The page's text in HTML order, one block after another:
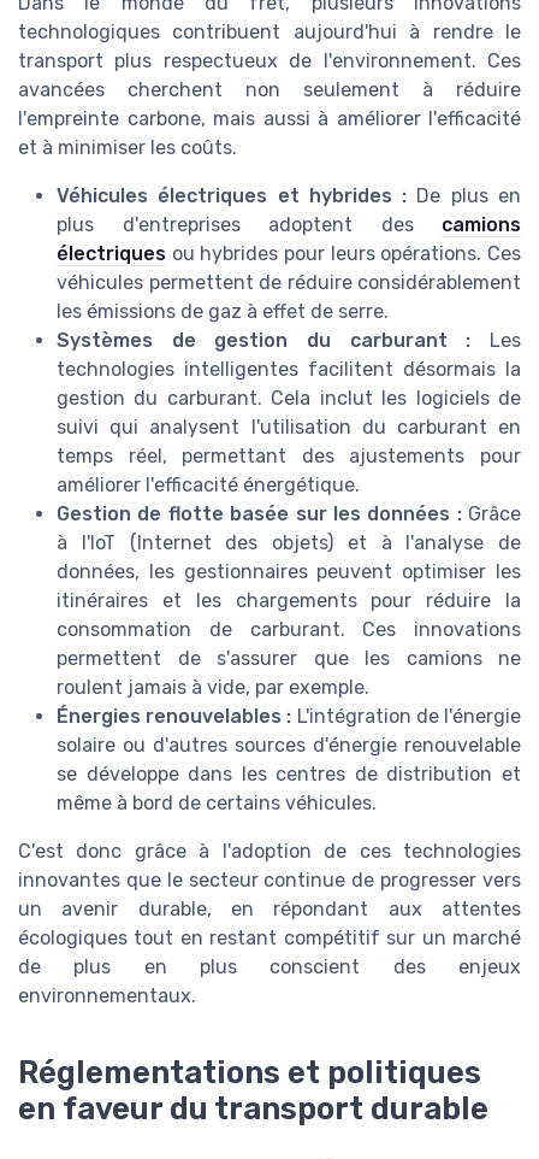
technologiques contribuent aujourd'hui à rendre le
transport plus respectueux de l'environnement. Ces
avancées cherchent non seulement à réduire
l'empreinte carbone, mais aussi à améliorer l'efficacité
et à minimiser les coûts.
Véhicules électriques et hybrides : De plus en
plus d'entreprises adoptent des camions
électriques ou hybrides pour leurs opérations. Ces
véhicules permettent de réduire considérablement
les émissions de gaz à effet de serre.
Systèmes de gestion du carburant : Les
technologies intelligentes facilitent désormais la
gestion du carburant. Cela inclut les logiciels de
suivi qui analysent l'utilisation du carburant en
temps réel, permettant des ajustements pour
améliorer l'efficacité énergétique.
Gestion de flotte basée sur les données : Grâce
à l'IoT (Internet des objets) et à l'analyse de
données, les gestionnaires peuvent optimiser les
itinéraires et les chargements pour réduire la
consommation de carburant. Ces innovations
permettent de s'assurer que les camions ne
roulent jamais à vide, par exemple.
Énergies renouvelables : L'intégration de l'énergie
solaire ou d'autres sources d'énergie renouvelable
se développe dans les centres de distribution et
même à bord de certains véhicules.
C'est donc grâce à l'adoption de ces technologies
innovantes que le secteur continue de progresser vers
un avenir durable, en répondant aux attentes
écologiques tout en restant compétitif sur un marché
de plus en plus conscient des enjeux
environnementaux.
Réglementations et politiques
en faveur du transport durable